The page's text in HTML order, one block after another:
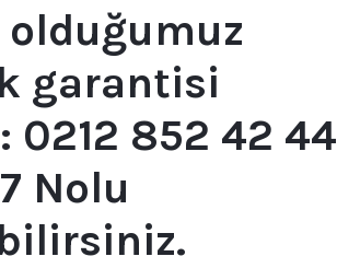
olduğumuz
garantisi
0212 852 42 44
Nolu